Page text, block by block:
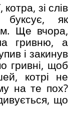
зі слів
буксує, як
Ще вчора,
гривню, а
і закинув
гривні, щоб
котрі не
на те пох?
що